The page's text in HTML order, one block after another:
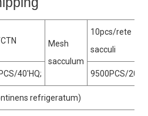
Mesh
sacculum
10pcs/rete
sacculi
40'HQ; 9500PCS/
refrigeratum)